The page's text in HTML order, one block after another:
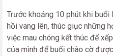
Trước khoảng 10 phút khi
hồi vang lên, thúc giục những
việc mau chóng kết thúc để
của mình để buổi chào cờ